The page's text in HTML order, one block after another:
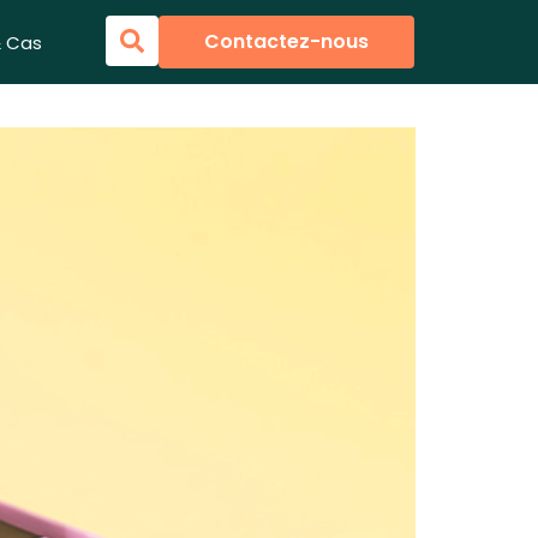
Cas Contactez-nous